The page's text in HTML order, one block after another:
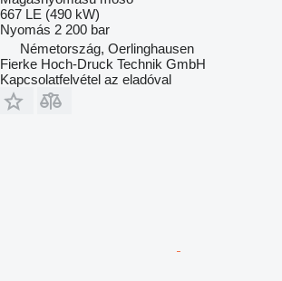
667 LE (490 kW)
Nyomás 2 200 bar
Németország, Oerlinghausen
Fierke Hoch-Druck Technik GmbH
Kapcsolatfelvétel az eladóval